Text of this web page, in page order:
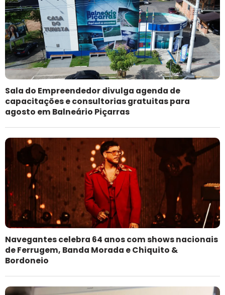
Sala do Empreendedor divulga agenda de
capacitações e consultorias gratuitas para
agosto em Balneário Piçarras
Navegantes celebra 64 anos com shows nacionais
de Ferrugem, Banda Morada e Chiquito &
Bordoneio